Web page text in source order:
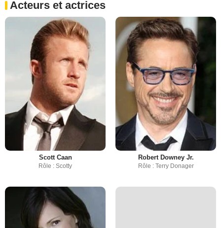
Acteurs et actrices
Scott Caan
Rôle : Scotty
Robert Downey Jr.
Rôle : Terry Donager